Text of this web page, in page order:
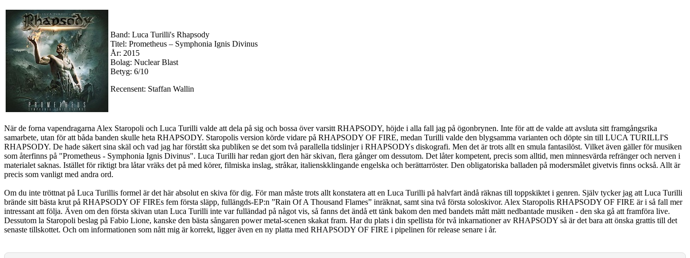
Band: Luca Turilli's Rhapsody
Titel: Prometheus – Symphonia Ignis Divinus
År: 2015
Bolag: Nuclear Blast
Betyg: 6/10
Recensent: Staffan Wallin
När de forna vapendragarna Alex Staropoli och Luca Turilli valde att dela på sig och bossa över varsitt RHAPSODY, höjde i alla fall jag på ögonbrynen. Inte för att de valde att avsluta sitt framgångsrika
samarbete, utan för att båda banden skulle heta RHAPSODY. Staropolis version körde vidare på RHAPSODY OF FIRE, medan Turilli valde den blygsamma varianten och döpte sin till LUCA TURILLI'S
RHAPSODY. De hade säkert sina skäl och vad jag har förstått ska publiken se det som två parallella tidslinjer i RHAPSODYs diskografi. Men det är trots allt en smula fantasilöst. Vilket även gäller för musiken
som återfinns på "Prometheus - Symphonia Ignis Divinus". Luca Turilli har redan gjort den här skivan, flera gånger om dessutom. Det låter kompetent, precis som alltid, men minnesvärda refränger och nerven i
materialet saknas. Istället för riktigt bra låtar vräks det på med körer, filmiska inslag, stråkar, italienskklingande engelska och berättarröster. Den obligatoriska balladen på modersmålet givetvis finns också. Allt är
precis som vanligt med andra ord.
Om du inte tröttnat på Luca Turillis formel är det här absolut en skiva för dig. För man måste trots allt konstatera att en Luca Turilli på halvfart ändå räknas till toppskiktet i genren. Själv tycker jag att Luca Turilli
brände sitt bästa krut på RHAPSODY OF FIREs fem första släpp, fullängds-EP:n ”Rain Of A Thousand Flames” inräknat, samt sina två första soloskivor. Alex Staropolis RHAPSODY OF FIRE är i så fall mer
intressant att följa. Även om den första skivan utan Luca Turilli inte var fulländad på något vis, så fanns det ändå ett tänk bakom den med bandets mått mätt nedbantade musiken - den ska gå att framföra live.
Dessutom la Staropoli beslag på Fabio Lione, kanske den bästa sångaren power metal-scenen skakat fram. Har du plats i din spellista för två inkarnationer av RHAPSODY så är det bara att önska grattis till det
senaste tillskottet. Och om informationen som nått mig är korrekt, ligger även en ny platta med RHAPSODY OF FIRE i pipelinen för release senare i år.